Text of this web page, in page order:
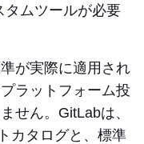
タムツールが必要
が実際に適用され
ラットフォーム投
せん。GitLabは、
カタログと、標準